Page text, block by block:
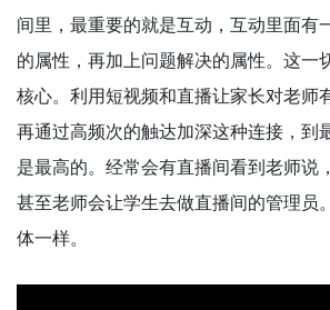
间里，最重要的就是互动，互动里面有
的属性，再加上问题解决的属性。这一
核心。利用短视频和直播让家长对老师
再通过高频次的触达加深这种连接，到
是最高的。经常会有直播间看到老师说
甚至老师会让学生去做直播间的管理员
体一样。